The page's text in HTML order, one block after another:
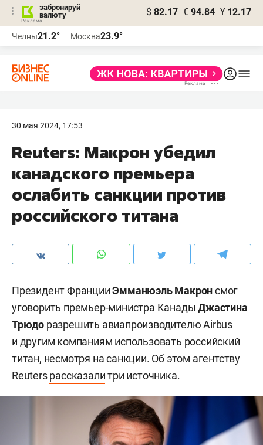
забронируй
валюту
$ 82.17 € 94.84 ¥ 12.17
Челны21.2° Москва23.9°
30 мая 2024, 17:53
Reuters: Макрон убедил
канадского премьера
ослабить санкции против
российского титана
Президент ФранцииЭмманюэль Макронсмог
уговорить премьер-министра КанадыДжастина
Трюдо разрешить авиапроизводителю Airbus
и другим компаниям использовать российский
титан, несмотря на санкции. Об этом агентству
Reutersрассказалитри источника.